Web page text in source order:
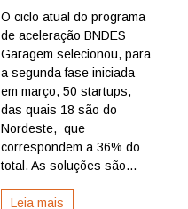
startups
O ciclo atual do programa
de aceleração BNDES
Garagem selecionou, para
a segunda fase iniciada
em março, 50 startups,
das quais 18 são do
Nordeste, que
correspondem a 36% do
total. As soluções são...
Leia mais